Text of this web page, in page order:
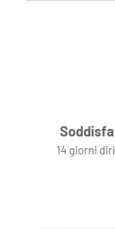
14 giorni